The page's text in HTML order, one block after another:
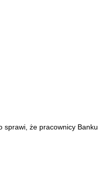
sprawi, że pracownicy Banku